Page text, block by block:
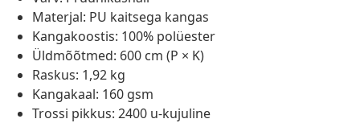
Materjal: PU kaitsega kangas
Kangakoostis: 100% polüester
Üldmõõtmed: 600 cm (P × K)
Raskus: 1,92 kg
Kangakaal: 160 gsm
Trossi pikkus: 2400 u-kujuline